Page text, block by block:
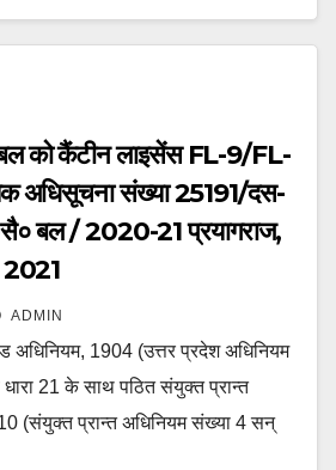
को कैंटीन लाइसेंस FL-9/FL-
अधिसूचना संख्या 25191/दस-
बल / 2020-21 प्रयागराज,
2021
ADMIN
अधिनियम, 1904 (उत्तर प्रदेश अधिनियम
21 के साथ पठित संयुक्त प्रान्त
(संयुक्त प्रान्त अधिनियम संख्या 4 सन्